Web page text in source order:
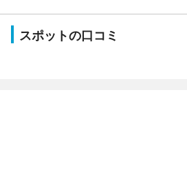
スポットの口コミ